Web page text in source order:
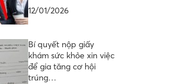
12/01/2026
Bí quyết nộp giấy
khám sức khỏe xin việc
để gia tăng cơ hội
trúng…